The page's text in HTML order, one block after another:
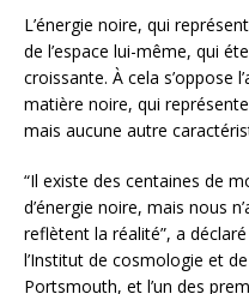
L’énergie noire, qui
de l’espace lui-même, qui
croissante. À cela s’oppose
matière noire, qui
mais aucune autre
“Il existe des centaines de
d’énergie noire, mais nous
reflètent la réalité”, a
l’Institut de cosmologie et
Portsmouth, et l’un des